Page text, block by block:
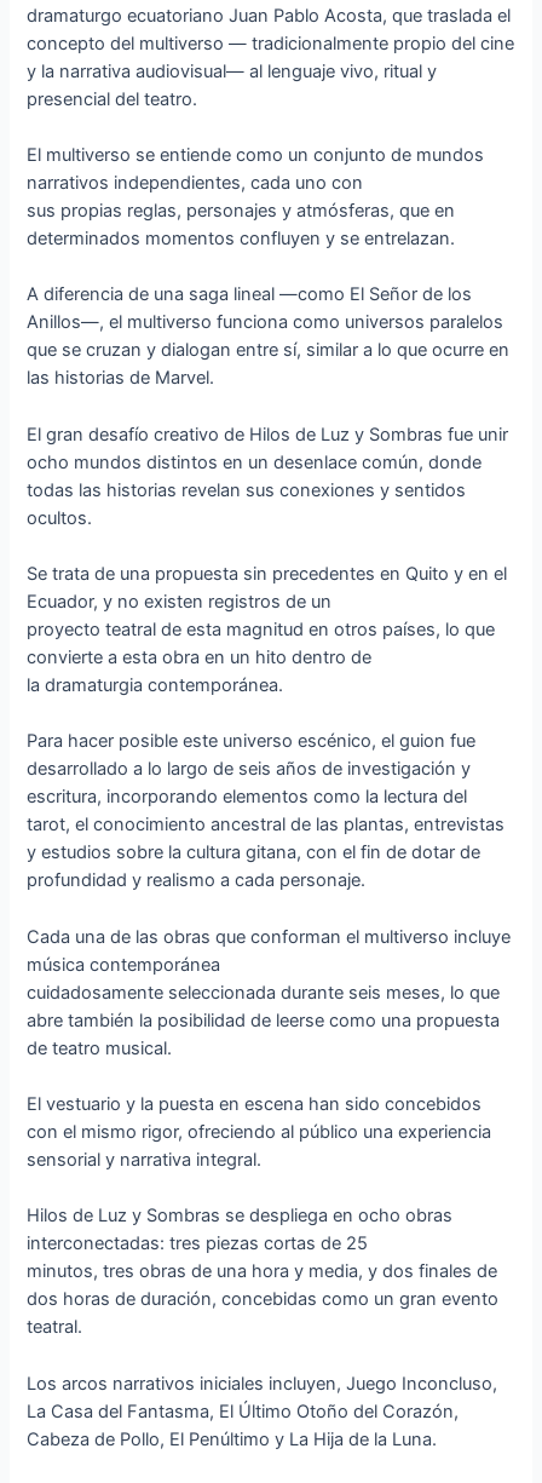
dramaturgo ecuatoriano Juan Pablo Acosta, que traslada el
concepto del multiverso — tradicionalmente propio del cine
y la narrativa audiovisual— al lenguaje vivo, ritual y
presencial del teatro.
El multiverso se entiende como un conjunto de mundos
narrativos independientes, cada uno con
sus propias reglas, personajes y atmósferas, que en
determinados momentos confluyen y se entrelazan.
A diferencia de una saga lineal —como El Señor de los
Anillos—, el multiverso funciona como universos paralelos
que se cruzan y dialogan entre sí, similar a lo que ocurre en
las historias de Marvel.
El gran desafío creativo de Hilos de Luz y Sombras fue unir
ocho mundos distintos en un desenlace común, donde
todas las historias revelan sus conexiones y sentidos
ocultos.
Se trata de una propuesta sin precedentes en Quito y en el
Ecuador, y no existen registros de un
proyecto teatral de esta magnitud en otros países, lo que
convierte a esta obra en un hito dentro de
la dramaturgia contemporánea.
Para hacer posible este universo escénico, el guion fue
desarrollado a lo largo de seis años de investigación y
escritura, incorporando elementos como la lectura del
tarot, el conocimiento ancestral de las plantas, entrevistas
y estudios sobre la cultura gitana, con el fin de dotar de
profundidad y realismo a cada personaje.
Cada una de las obras que conforman el multiverso incluye
música contemporánea
cuidadosamente seleccionada durante seis meses, lo que
abre también la posibilidad de leerse como una propuesta
de teatro musical.
El vestuario y la puesta en escena han sido concebidos
con el mismo rigor, ofreciendo al público una experiencia
sensorial y narrativa integral.
Hilos de Luz y Sombras se despliega en ocho obras
interconectadas: tres piezas cortas de 25
minutos, tres obras de una hora y media, y dos finales de
dos horas de duración, concebidas como un gran evento
teatral.
Los arcos narrativos iniciales incluyen, Juego Inconcluso,
La Casa del Fantasma, El Último Otoño del Corazón,
Cabeza de Pollo, El Penúltimo y La Hija de la Luna.